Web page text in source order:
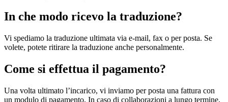
In che modo ricevo la traduzione?
Vi spediamo la traduzione ultimata via e-mail, fax o per posta. Se
volete, potete ritirare la traduzione anche personalmente.
Come si effettua il pagamento?
Una volta ultimato l’incarico, vi inviamo per posta una fattura con
un modulo di pagamento. In caso di collaborazioni a lungo termine,